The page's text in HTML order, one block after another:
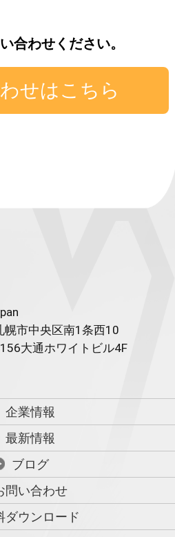
合わせください。
せはこちら
幌市中央区南1条西10
大通ホワイトビル4F
企業情報
最新情報
ブログ
問い合わせ
ダウンロード